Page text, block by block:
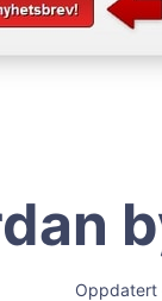
Oppdatert